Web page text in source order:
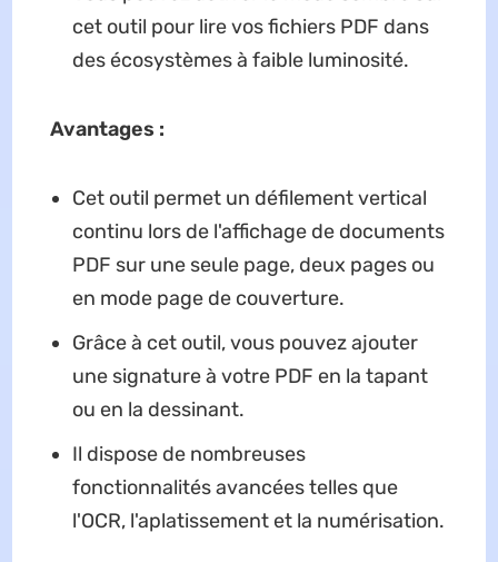
cet outil pour lire vos fichiers PDF dans
des écosystèmes à faible luminosité.
Avantages :
Cet outil permet un défilement vertical
continu lors de l'affichage de documents
PDF sur une seule page, deux pages ou
en mode page de couverture.
Grâce à cet outil, vous pouvez ajouter
une signature à votre PDF en la tapant
ou en la dessinant.
Il dispose de nombreuses
fonctionnalités avancées telles que
l'OCR, l'aplatissement et la numérisation.